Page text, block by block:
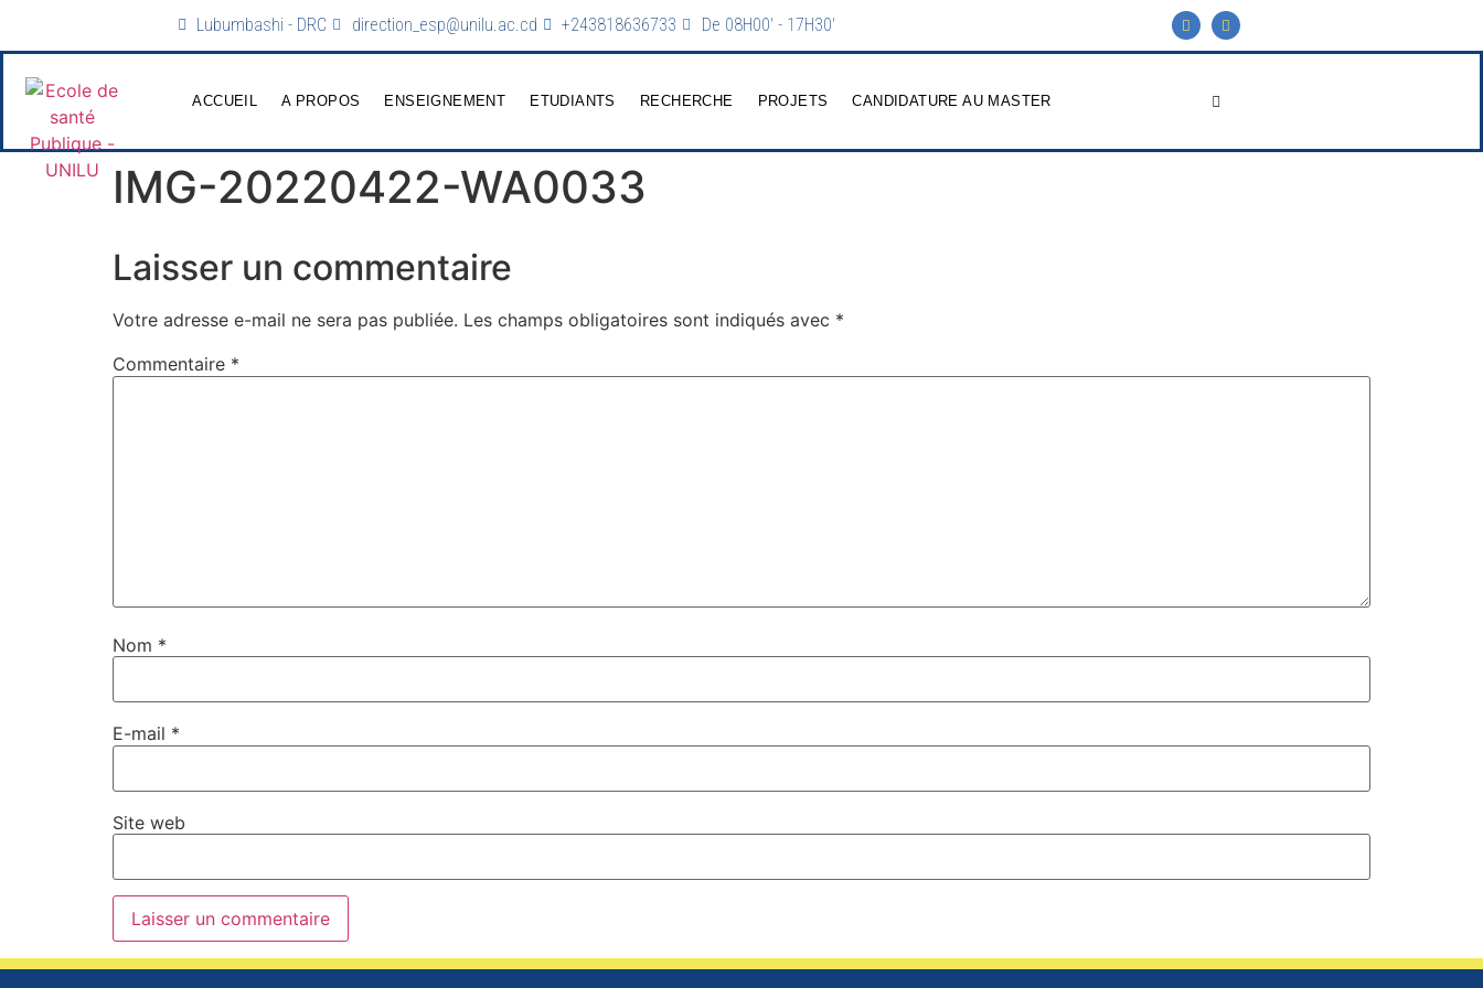
Lubumbashi - DRC direction_esp@unilu.ac.cd +243818636733 De 08H00' - 17H30'
ACCUEIL A PROPOS ENSEIGNEMENT ETUDIANTS RECHERCHE PROJETS CANDIDATURE AU MASTER
IMG-20220422-WA0033
Laisser un commentaire
Votre adresse e-mail ne sera pas publiée. Les champs obligatoires sont indiqués avec *
Commentaire *
Nom *
E-mail *
Site web